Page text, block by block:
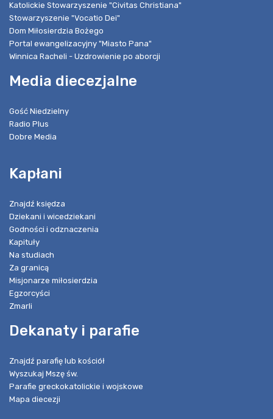
Katolickie Stowarzyszenie "Civitas Christiana"
Stowarzyszenie "Vocatio Dei"
Dom Miłosierdzia Bożego
Portal ewangelizacyjny "Miasto Pana"
Winnica Racheli - Uzdrowienie po aborcji
Media diecezjalne
Gość Niedzielny
Radio Plus
Dobre Media
Kapłani
Znajdź księdza
Dziekani i wicedziekani
Godności i odznaczenia
Kapituły
Na studiach
Za granicą
Misjonarze miłosierdzia
Egzorcyści
Zmarli
Dekanaty i parafie
Znajdź parafię lub kościół
Wyszukaj Mszę św.
Parafie greckokatolickie i wojskowe
Mapa diecezji